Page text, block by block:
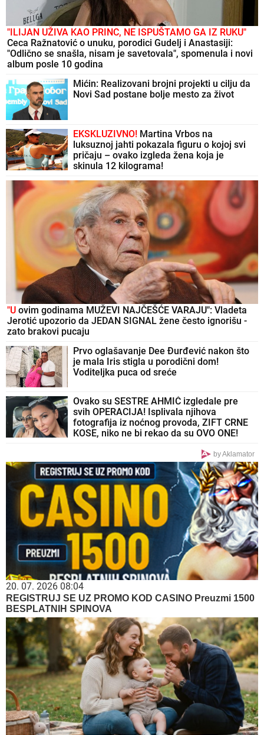
"ILIJAN UŽIVA KAO PRINC, NE ISPUŠTAMO GA IZ RUKU"
Ceca Ražnatović o unuku, porodici Gudelj i Anastasiji:
"Odlično se snašla, nisam je savetovala", spomenula i novi
album posle 10 godina
Mićin: Realizovani brojni projekti u cilju da
Novi Sad postane bolje mesto za život
EKSKLUZIVNO! Martina Vrbos na
luksuznoj jahti pokazala figuru o kojoj svi
pričaju – ovako izgleda žena koja je
skinula 12 kilograma!
"U ovim godinama MUŽEVI NAJČEŠĆE VARAJU": Vladeta
Jerotić upozorio da JEDAN SIGNAL žene često ignorišu -
zato brakovi pucaju
Prvo oglašavanje Dee Đurđević nakon što
je mala Iris stigla u porodični dom!
Voditeljka puca od sreće
Ovako su SESTRE AHMIĆ izgledale pre
svih OPERACIJA! Isplivala njihova
fotografija iz noćnog provoda, ZIFT CRNE
KOSE, niko ne bi rekao da su OVO ONE!
by Aklamator
20. 07. 2026 08:04
REGISTRUJ SE UZ PROMO KOD CASINO Preuzmi 1500
BESPLATNIH SPINOVA